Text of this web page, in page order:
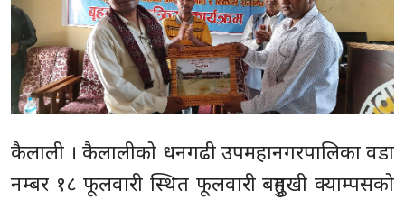
कैलाली । कैलालीको धनगढी उपमहानगरपालिका वडा
नम्बर १८ फूलवारी स्थित फूलवारी बहुमुखी क्याम्पसको